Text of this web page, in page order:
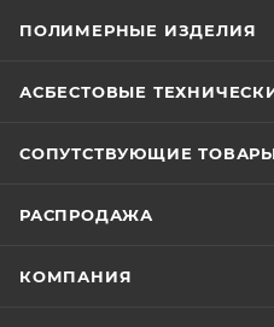
ПОЛИМЕРНЫЕ ИЗДЕЛИЯ
АСБЕСТОВЫЕ
СОПУТСТВУЮЩИЕ
РАСПРОДАЖА
КОМПАНИЯ